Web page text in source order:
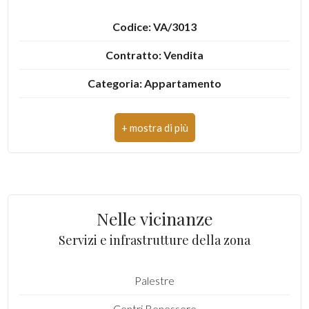
Codice: VA/3013
Contratto: Vendita
Categoria: Appartamento
Indirizzo: piazza 20 settembre, 6
CAP: 21100
Totale mq: 67 mq
Bagni: 1
Nelle vicinanze
Servizi e infrastrutture della zona
Palestre